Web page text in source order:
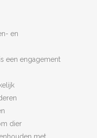
en
een engagement
dier